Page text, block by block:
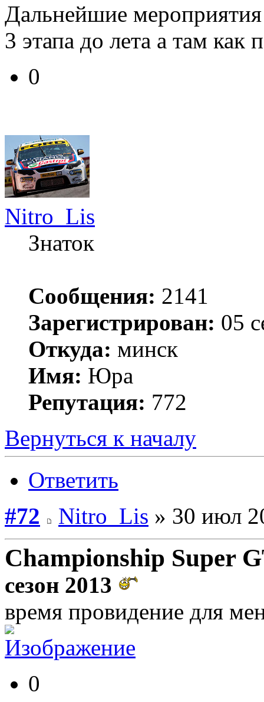
Дальнейшие
3 этапа до лета а там как
0
Nitro_Lis
Знаток
Сообщения: 2141
Зарегистрирован: 05
Откуда: минск
Имя: Юра
Репутация: 772
Вернуться к началу
Ответить
#72
Nitro_Lis » 30 июл
Championship Super
сезон 2013
время провидение для
0